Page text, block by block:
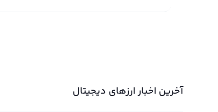
این ارز دیجیتال اخیرا وارد بازار شده اما به دلیل ویژگی
آخرین اخبار ارزهای دیجیتال